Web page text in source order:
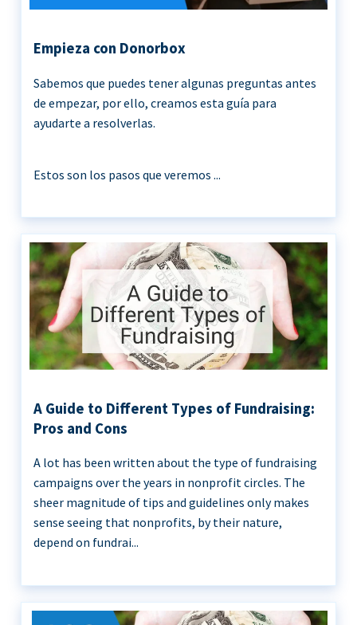
Empieza con Donorbox
Sabemos que puedes tener algunas preguntas antes
de empezar, por ello, creamos esta guía para
ayudarte a resolverlas.
Estos son los pasos que veremos ...
A Guide to Different Types of Fundraising:
Pros and Cons
A lot has been written about the type of fundraising
campaigns over the years in nonprofit circles. The
sheer magnitude of tips and guidelines only makes
sense seeing that nonprofits, by their nature,
depend on fundrai...